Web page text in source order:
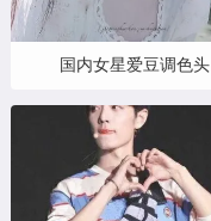
国内女星爱豆调色头